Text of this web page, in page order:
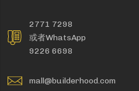
2771 7298
或者WhatsApp
9226 6698
mall@builderhood.com